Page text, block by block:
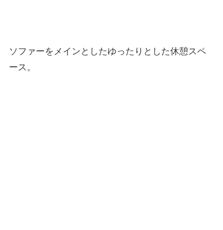
ソファーをメインとしたゆったりとした休憩スペ
ース。